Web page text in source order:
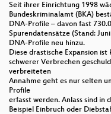
Seit ihrer Einrichtung 1998
Bundeskriminalamt (BKA)
DNA-Profile – davon fast
Spurendatensätze (Stand:
DNA-Profile neu hinzu.
Diese drastische Expansion
schwerer Verbrechen
verbreiteten
Annahme geht es nur selten
Profile
erfasst werden. Anlass sind in
Beispiel Einbruch oder